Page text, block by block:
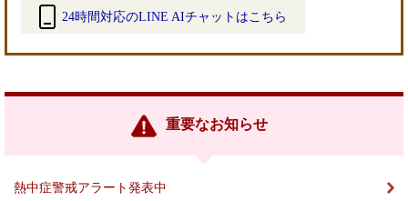
24時間対応のLINE AIチャットはこちら
リ
重要なお知らせ
熱中症警戒アラート発表中